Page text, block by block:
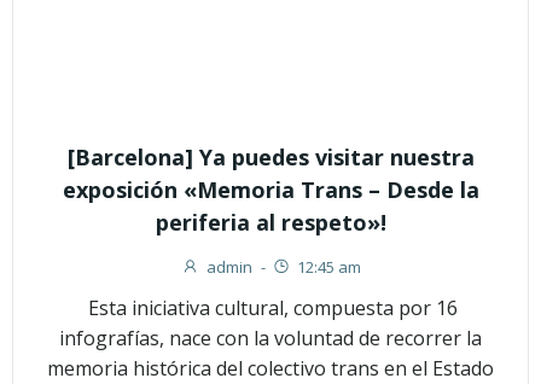
[Barcelona] Ya puedes visitar nuestra
exposición «Memoria Trans – Desde la
periferia al respeto»!
admin - 12:45 am
Esta iniciativa cultural, compuesta por 16
infografías, nace con la voluntad de recorrer la
memoria histórica del colectivo trans en el Estado